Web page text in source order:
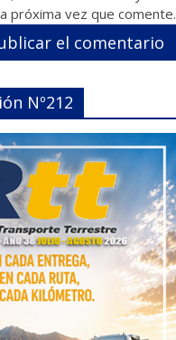
próxima vez que comente.
Nº212